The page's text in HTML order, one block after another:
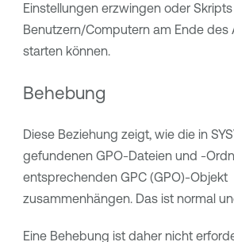
Einstellungen erzwingen oder
Benutzern/Computern am Ende
starten können.
Behebung
Diese Beziehung zeigt, wie die in
gefundenen GPO-Dateien und -
entsprechenden GPC (GPO)-Objekt
zusammenhängen. Das ist normal
Eine Behebung ist daher nicht